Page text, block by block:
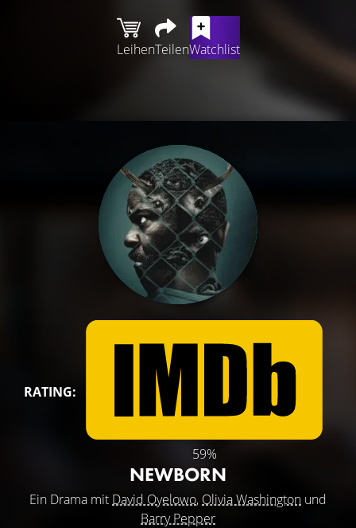
LeihenTeilenWatchlist
RATING:
59%
NEWBORN
Ein Drama mit David Oyelowo, Olivia Washington und
Barry Pepper